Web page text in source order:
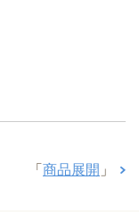
「 商品展開 」